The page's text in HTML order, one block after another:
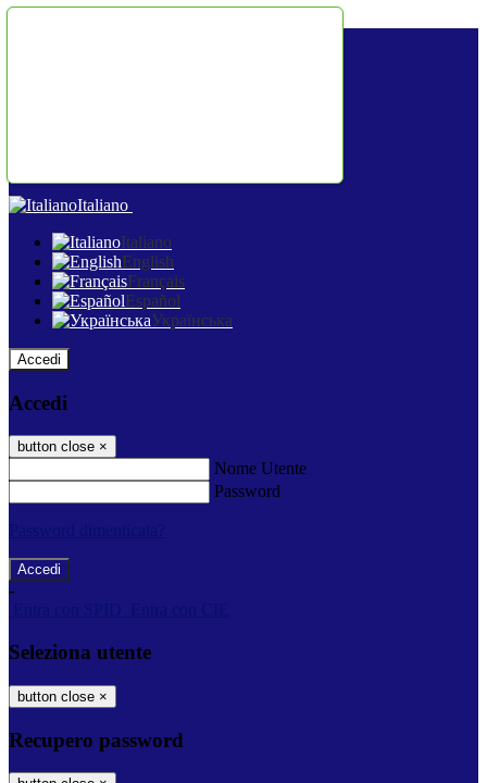
Italiano
Italiano
English
Français
Español
Українська
Accedi
Accedi
button close ×
Nome Utente
Password
-
Seleziona utente
button close ×
Recupero password